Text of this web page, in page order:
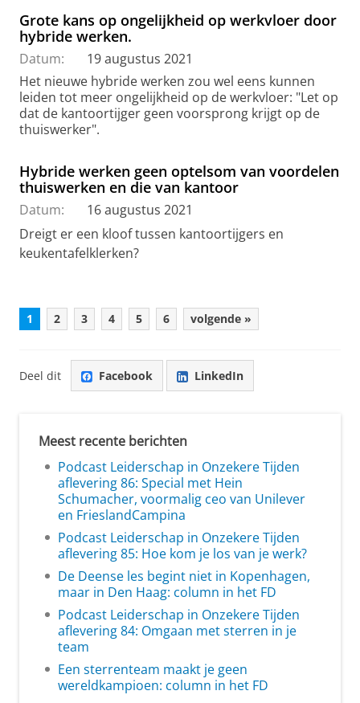
Grote kans op ongelijkheid op werkvloer door
hybride werken.
Datum:
19 augustus 2021
Het nieuwe hybride werken zou wel eens kunnen
leiden tot meer ongelijkheid op de werkvloer: "Let op
dat de kantoortijger geen voorsprong krijgt op de
thuiswerker".
Hybride werken geen optelsom van voordelen
thuiswerken en die van kantoor
Datum:
16 augustus 2021
Dreigt er een kloof tussen kantoortijgers en
keukentafelklerken?
1 2 3 4 5 6 volgende »
Deel dit Facebook LinkedIn
Meest recente berichten
Podcast Leiderschap in Onzekere Tijden
aflevering 86: Special met Hein
Schumacher, voormalig ceo van Unilever
en FrieslandCampina
Podcast Leiderschap in Onzekere Tijden
aflevering 85: Hoe kom je los van je werk?
De Deense les begint niet in Kopenhagen,
maar in Den Haag: column in het FD
Podcast Leiderschap in Onzekere Tijden
aflevering 84: Omgaan met sterren in je
team
Een sterrenteam maakt je geen
wereldkampioen: column in het FD